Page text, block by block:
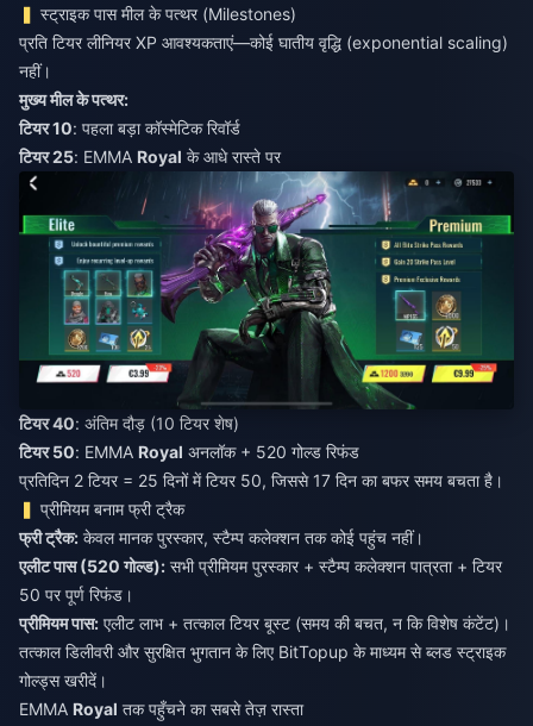
स्ट्राइक पास मील के पत्थर (Milestones)
प्रति टियर लीनियर XP आवश्यकताएं—कोई घातीय वृद्धि (exponential scaling)
नहीं।
मुख्य मील के पत्थर:
टियर 10: पहला बड़ा कॉस्मेटिक रिवॉर्ड
टियर 25: EMMA Royal के आधे रास्ते पर
टियर 40: अंतिम दौड़ (10 टियर शेष)
टियर 50: EMMA Royal अनलॉक + 520 गोल्ड रिफंड
प्रतिदिन 2 टियर = 25 दिनों में टियर 50, जिससे 17 दिन का बफर समय बचता है।
प्रीमियम बनाम फ्री ट्रैक
फ्री ट्रैक: केवल मानक पुरस्कार, स्टैम्प कलेक्शन तक कोई पहुंच नहीं।
एलीट पास (520 गोल्ड): सभी प्रीमियम पुरस्कार + स्टैम्प कलेक्शन पात्रता + टियर
50 पर पूर्ण रिफंड।
प्रीमियम पास: एलीट लाभ + तत्काल टियर बूस्ट (समय की बचत, न कि विशेष कंटेंट)।
तत्काल डिलीवरी और सुरक्षित भुगतान के लिए BitTopup के माध्यम सेब्लड स्ट्राइक
गोल्ड्स खरीदें ।
EMMA Royal तक पहुँचने का सबसे तेज़ रास्ता